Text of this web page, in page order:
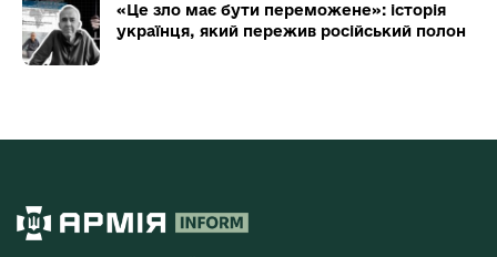
«Це зло має бути переможене»: історія
українця, який пережив російський полон